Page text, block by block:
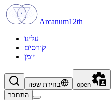
Arcanum12th
עלינו
קורסים
יומן
בחירת שפה
open
התחבר